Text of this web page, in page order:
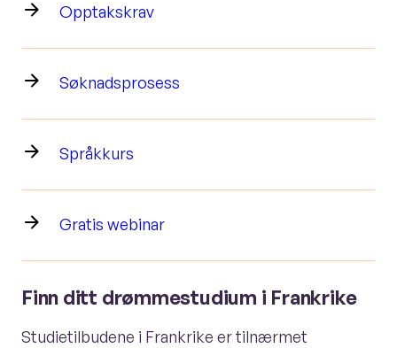
Opptakskrav
Søknadsprosess
Språkkurs
Gratis webinar
Finn ditt drømmestudium i Frankrike
Studietilbudene i Frankrike er tilnærmet